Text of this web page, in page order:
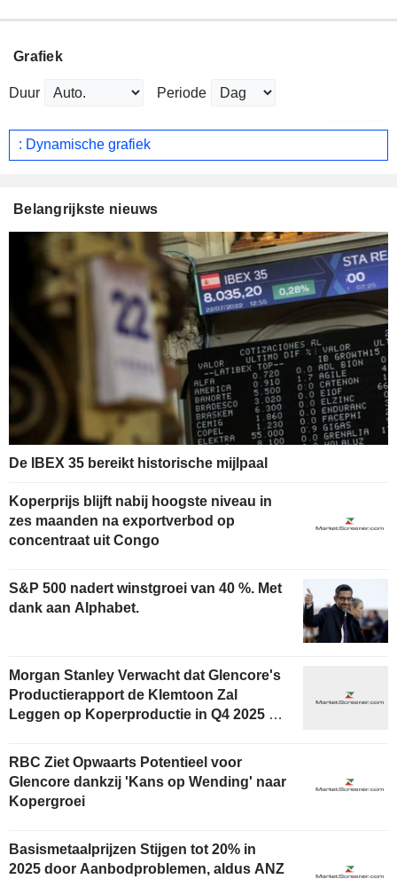
Grafiek
Duur Periode
: Dynamische grafiek
Belangrijkste nieuws
De IBEX 35 bereikt historische mijlpaal
Koperprijs blijft nabij hoogste niveau in
zes maanden na exportverbod op
concentraat uit Congo
S&P 500 nadert winstgroei van 40 %. Met
dank aan Alphabet.
Morgan Stanley Verwacht dat Glencore's
Productierapport de Klemtoon Zal
Leggen op Koperproductie in Q4 2025 en
RBC Ziet Opwaarts Potentieel voor
Glencore dankzij 'Kans op Wending' naar
Kopergroei
Basismetaalprijzen Stijgen tot 20% in
2025 door Aanbodproblemen, aldus ANZ